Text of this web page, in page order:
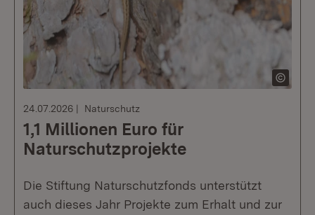
24.07.2026 Naturschutz
1,1 Millionen Euro für
Naturschutzprojekte
Die Stiftung Naturschutzfonds unterstützt
auch dieses Jahr Projekte zum Erhalt und zur